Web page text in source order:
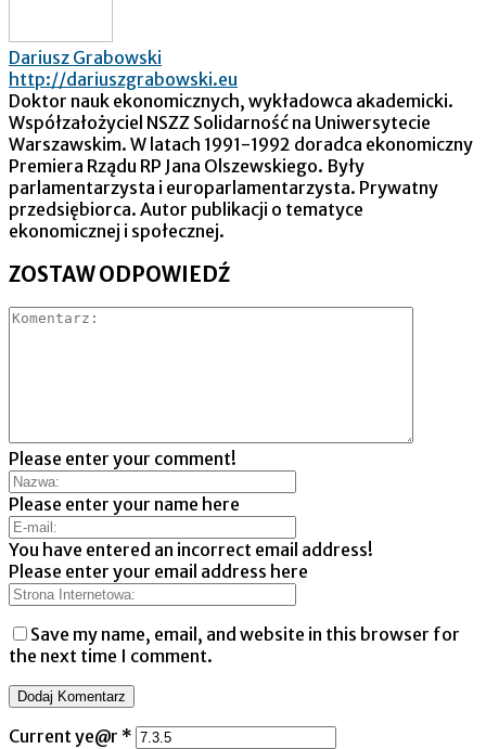
Dariusz Grabowski
http://dariuszgrabowski.eu
Doktor nauk ekonomicznych, wykładowca akademicki.
Współzałożyciel NSZZ Solidarność na Uniwersytecie
Warszawskim. W latach 1991-1992 doradca ekonomiczny
Premiera Rządu RP Jana Olszewskiego. Były
parlamentarzysta i europarlamentarzysta. Prywatny
przedsiębiorca. Autor publikacji o tematyce
ekonomicznej i społecznej.
ZOSTAW ODPOWIEDŹ
Please enter your comment!
Please enter your name here
You have entered an incorrect email address!
Please enter your email address here
Save my name, email, and website in this browser for
the next time I comment.
Current ye@r *